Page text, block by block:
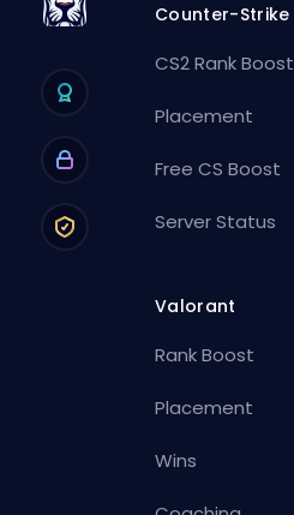
Counter-Strike
CS2 Rank Boost
Placement
Free CS Boost
Server Status
Valorant
Rank Boost
Placement
Wins